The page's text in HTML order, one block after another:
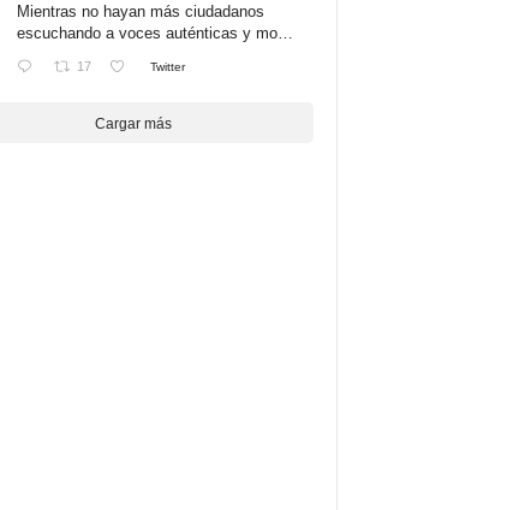
Mientras no hayan más ciudadanos
escuchando a voces auténticas y mo…
17 Twitter
Cargar más